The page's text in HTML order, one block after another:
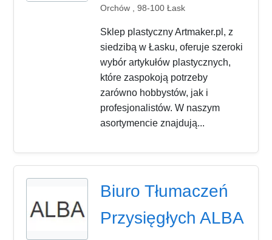
Orchów , 98-100 Łask
Sklep plastyczny Artmaker.pl, z
siedzibą w Łasku, oferuje szeroki
wybór artykułów plastycznych,
które zaspokoją potrzeby
zarówno hobbystów, jak i
profesjonalistów. W naszym
asortymencie znajdują...
Biuro Tłumaczeń
Przysięgłych ALBA